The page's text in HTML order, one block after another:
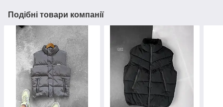
Подібні товари компанії